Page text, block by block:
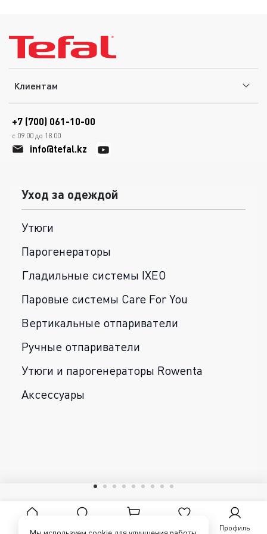
Клиентам
+7 (700) 061-10-00
с 09.00 до 18.00
info@tefal.kz
Уход за одеждой
Утюги
Парогенераторы
Гладильные системы IXEO
Паровые системы Care For You
Вертикальные отпариватели
Ручные отпариватели
Утюги и парогенераторы Rowenta
Аксессуары
Главная Избранное Профиль